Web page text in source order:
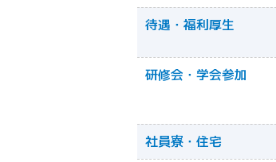
待遇・福利厚生
研修会・学会参加
社員寮・住宅